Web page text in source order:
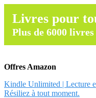
Livres pour
Plus de 6000
Offres Amazon
Kindle Unlimited | Lecture
Résiliez à tout moment.